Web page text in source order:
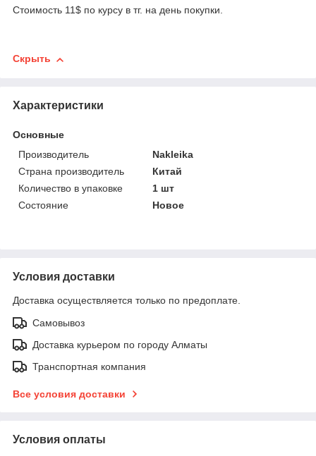
Стоимость 11$ по курсу в тг. на день покупки.
Скрыть
Характеристики
Основные
Производитель
Nakleika
Страна производитель
Китай
Количество в упаковке
1 шт
Состояние
Новое
Условия доставки
Доставка осуществляется только по предоплате.
Самовывоз
Доставка курьером по городу Алматы
Транспортная компания
Все условия доставки
Условия оплаты